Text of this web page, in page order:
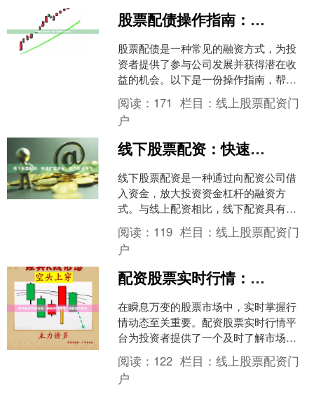
股票配债操作指南：轻松把握配债投资机会
股票配债是一种常见的融资方式，为投
资者提供了参与公司发展并获得潜在收
益的机会。以下是一份操作指南，帮助
您轻松把握配债投资机会： **1. 了解配
债条款** 在投....
阅读： 171 栏目：线上股票配资门
户
线下股票配资：快速扩容资金，助力投资腾飞
线下股票配资是一种通过向配资公司借
入资金，放大投资资金杠杆的融资方
式。与线上配资相比，线下配资具有以
下优势： * **资金规模更大：**线下配资
公司通常拥有更雄....
阅读： 119 栏目：线上股票配资门
户
配资股票实时行情：把握市场脉搏，捕捉投资良机
在瞬息万变的股票市场中，实时掌握行
情动态至关重要。配资股票实时行情平
台为投资者提供了一个及时了解市场走
势的窗口，帮助他们做出明智的投资决
策。 配资股票实时行情平....
阅读： 122 栏目：线上股票配资门
户